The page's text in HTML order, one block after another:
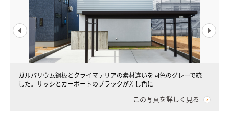
ガルバリウム鋼板とクライマテリアの素材違いを同色のグレーで統一
した。サッシとカーポートのブラックが差し色に
この写真を詳しく見る